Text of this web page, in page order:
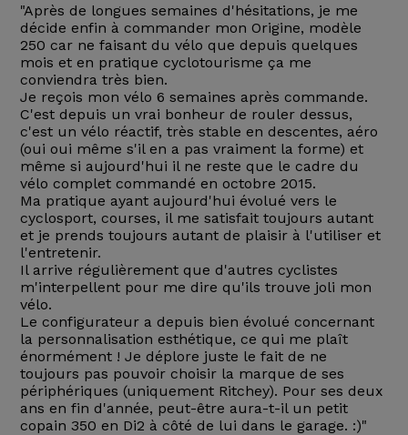
"Après de longues semaines d'hésitations, je me
décide enfin à commander mon Origine, modèle
250 car ne faisant du vélo que depuis quelques
mois et en pratique cyclotourisme ça me
conviendra très bien.
Je reçois mon vélo 6 semaines après commande.
C'est depuis un vrai bonheur de rouler dessus,
c'est un vélo réactif, très stable en descentes, aéro
(oui oui même s'il en a pas vraiment la forme) et
même si aujourd'hui il ne reste que le cadre du
vélo complet commandé en octobre 2015.
Ma pratique ayant aujourd'hui évolué vers le
cyclosport, courses, il me satisfait toujours autant
et je prends toujours autant de plaisir à l'utiliser et
l'entretenir.
Il arrive régulièrement que d'autres cyclistes
m'interpellent pour me dire qu'ils trouve joli mon
vélo.
Le configurateur a depuis bien évolué concernant
la personnalisation esthétique, ce qui me plaît
énormément ! Je déplore juste le fait de ne
toujours pas pouvoir choisir la marque de ses
périphériques (uniquement Ritchey). Pour ses deux
ans en fin d'année, peut-être aura-t-il un petit
copain 350 en Di2 à côté de lui dans le garage. :)"